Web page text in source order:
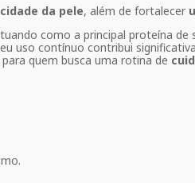
da pele, além de fortalecer
como a principal proteína de
uso contínuo contribui
para quem busca uma rotina de